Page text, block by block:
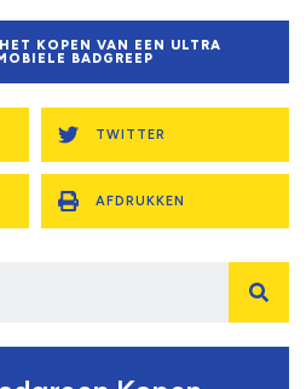
KOPEN VAN EEN ULTRA
BADGREEP
TWITTER
AFDRUKKEN